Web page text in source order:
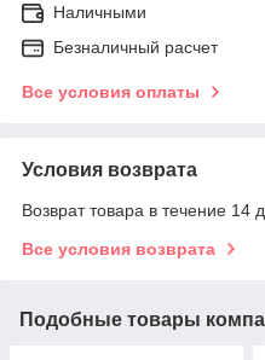
Наличными
Безналичный расчет
Все условия оплаты
Условия возврата
Возврат товара в течение 14
Все условия возврата
Подобные товары